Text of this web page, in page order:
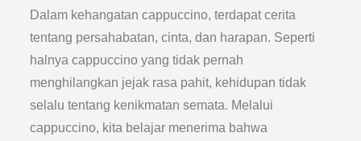
Dalam kehangatan cappuccino, terdapat cerita
tentang persahabatan, cinta, dan harapan. Seperti
halnya cappuccino yang tidak pernah
menghilangkan jejak rasa pahit, kehidupan tidak
selalu tentang kenikmatan semata. Melalui
cappuccino, kita belajar menerima bahwa